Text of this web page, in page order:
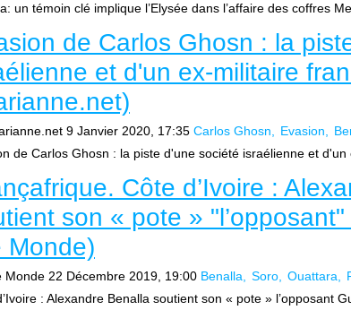
un témoin clé implique l’Elysée dans l’affaire des coffres
de Carlos Ghosn : la
et d'un ex-militaire
9 Janvier 2020, 17:35 Carlos Ghosn Evasion
de Carlos Ghosn : la piste d'une société israélienne et d'un
Côte d’Ivoire :
son « pote »
Monde)
Monde 22 Décembre 2019, 19:00 Benalla Soro Ouattara
: Alexandre Benalla soutient son « pote » l’opposant